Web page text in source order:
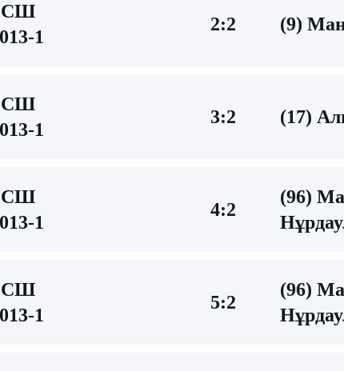
1
2:2 (9)
1
3:2 (17)
1
4:2
(96)
1
5:2
(96)